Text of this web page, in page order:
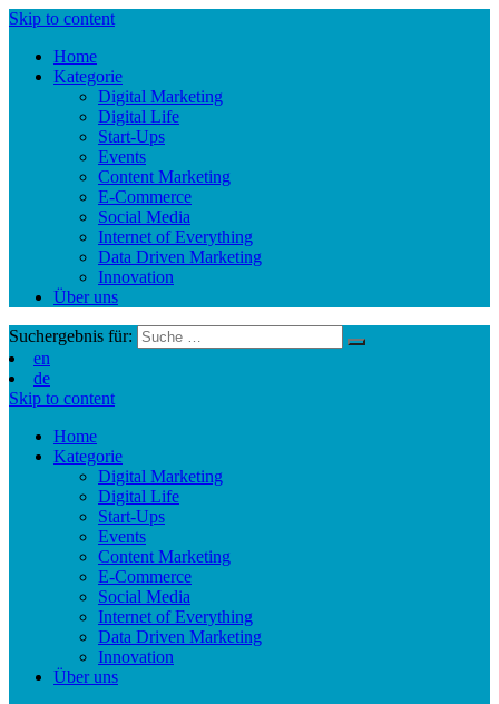
Skip to content
Home
Kategorie
Digital Marketing
Digital Life
Start-Ups
Events
Content Marketing
E-Commerce
Social Media
Internet of Everything
Data Driven Marketing
Innovation
Über uns
Suchergebnis für:
en
de
Skip to content
Home
Kategorie
Digital Marketing
Digital Life
Start-Ups
Events
Content Marketing
E-Commerce
Social Media
Internet of Everything
Data Driven Marketing
Innovation
Über uns